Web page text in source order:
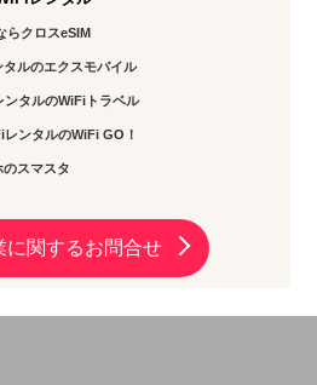
らクロスeSIM
タルのエクスモバイル
ンタルのWiFiトラベル
レンタルのWiFi GO！
スマスタ
に関するお問合せ